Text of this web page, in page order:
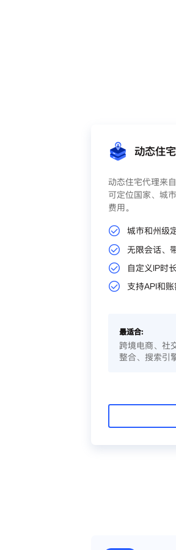
动态住
动态住宅代理来
可定位国家、城
费用。
城市和州级
无限会话、
自定义IP时长
支持API和
最适合:
跨境电商、社
整合、搜索引